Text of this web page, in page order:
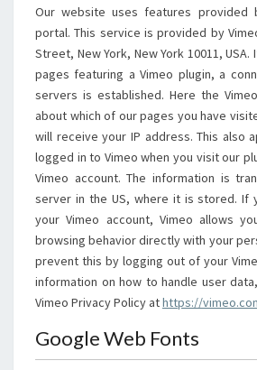
Our website uses features provided
portal. This service is provided by
Street, New York, New York 10011,
pages featuring a Vimeo plugin, a
servers is established. Here the
about which of our pages you have
will receive your IP address. This also
logged in to Vimeo when you visit our
Vimeo account. The information is
server in the US, where it is stored. If
your Vimeo account, Vimeo allows
browsing behavior directly with your
prevent this by logging out of your
information on how to handle user
Vimeo Privacy Policy athttps://
Google Web Fonts